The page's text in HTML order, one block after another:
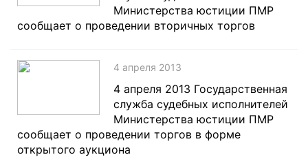
Министерства юстиции ПМР
сообщает о проведении вторичных торгов
4 апреля 2013
4 апреля 2013 Государственная
служба судебных исполнителей
Министерства юстиции ПМР
сообщает о проведении торгов в форме
открытого аукциона